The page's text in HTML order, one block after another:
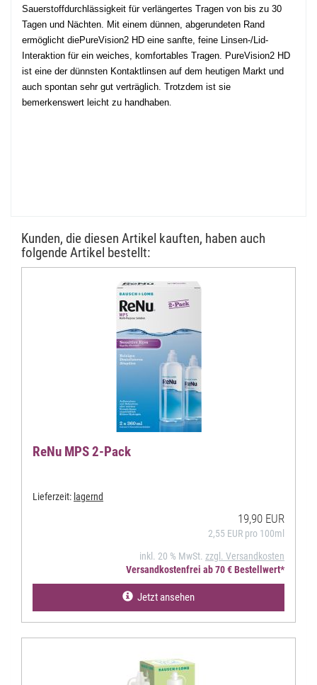
Sauerstoffdurchlässigkeit für verlängertes Tragen von bis zu 30
Tagen und Nächten. Mit einem dünnen, abgerundeten Rand
ermöglicht diePureVision2 HD eine sanfte, feine Linsen-/Lid-
Interaktion für ein weiches, komfortables Tragen. PureVision2 HD
ist eine der dünnsten Kontaktlinsen auf dem heutigen Markt und
auch spontan sehr gut verträglich. Trotzdem ist sie
bemerkenswert leicht zu handhaben.
Kunden, die diesen Artikel kauften, haben auch
folgende Artikel bestellt:
ReNu MPS 2-Pack
Lieferzeit: lagernd
19,90 EUR
2,55 EUR pro 100ml
inkl. 20 % MwSt. zzgl. Versandkosten
Versandkostenfrei ab 70 € Bestellwert*
Jetzt ansehen